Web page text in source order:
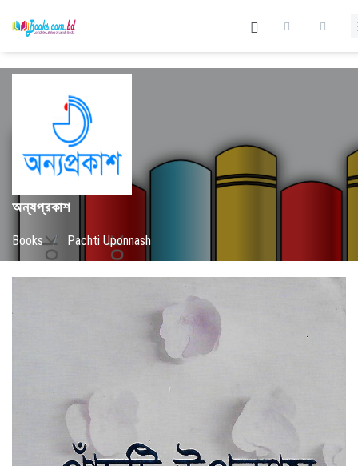
অন্যপ্রকাশ
Books / Pachti Uponnash